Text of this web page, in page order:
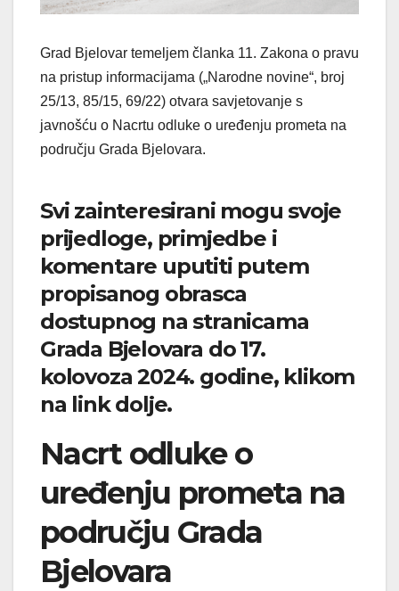
Grad Bjelovar temeljem članka 11. Zakona o pravu
na pristup informacijama („Narodne novine“, broj
25/13, 85/15, 69/22) otvara savjetovanje s
javnošću o Nacrtu odluke o uređenju prometa na
području Grada Bjelovara.
Svi zainteresirani mogu svoje
prijedloge, primjedbe i
komentare uputiti putem
propisanog obrasca
dostupnog na stranicama
Grada Bjelovara do 17.
kolovoza 2024. godine, klikom
na link dolje.
Nacrt odluke o
uređenju prometa na
području Grada
Bjelovara